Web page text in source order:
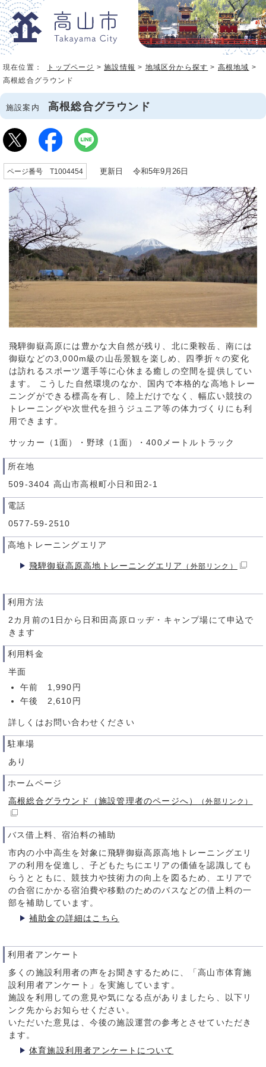
現在位置： トップページ >施設情報 > 地域区分から探す > 高根地域 >
高根総合グラウンド
施設案内 高根総合グラウンド
ページ番号 T1004454 更新日 令和5年9月26日
飛騨御嶽高原には豊かな大自然が残り、北に乗鞍岳、南には
御嶽などの3,000m級の山岳景観を楽しめ、四季折々の変化
は訪れるスポーツ選手等に心休まる癒しの空間を提供してい
ます。 こうした自然環境のなか、国内で本格的な高地トレー
ニングができる標高を有し、陸上だけでなく、幅広い競技の
トレーニングや次世代を担うジュニア等の体力づくりにも利
用できます。
サッカー（1面）・野球（1面）・400メートルトラック
所在地
509-3404 高山市高根町小日和田2-1
電話
0577-59-2510
高地トレーニングエリア
飛騨御嶽高原高地トレーニングエリア （外部リンク）
利用方法
2カ月前の1日から日和田高原ロッヂ・キャンプ場にて申込で
きます
利用料金
半面
午前 1,990円
午後 2,610円
詳しくはお問い合わせください
駐車場
あり
ホームページ
高根総合グラウンド（施設管理者のページへ）
（外部リンク）
バス借上料、宿泊料の補助
市内の小中高生を対象に飛騨御嶽高原高地トレーニングエリ
アの利用を促進し、子どもたちにエリアの価値を認識しても
らうとともに、競技力や技術力の向上を図るため、エリアで
の合宿にかかる宿泊費や移動のためのバスなどの借上料の一
部を補助しています。
補助金の詳細はこちら
利用者アンケート
多くの施設利用者の声をお聞きするために、「高山市体育施
設利用者アンケート」を実施しています。
施設を利用しての意見や気になる点がありましたら、以下リ
ンク先からお知らせください。
いただいた意見は、今後の施設運営の参考とさせていただき
ます。
体育施設利用者アンケートについて